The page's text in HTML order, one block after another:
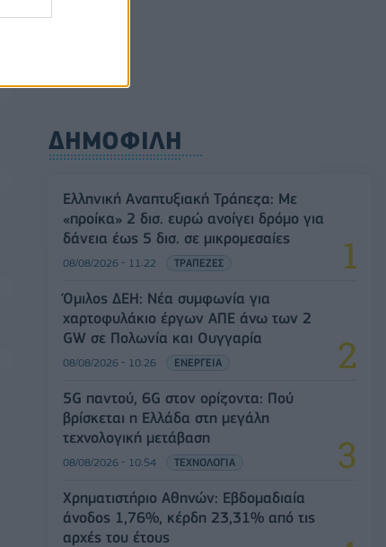
ΔΗΜΟΦΙΛΗ
Ελληνική Αναπτυξιακή Τράπεζα: Με
«προίκα» 2 δισ. ευρώ ανοίγει δρόμο για
δάνεια έως 5 δισ. σε μικρομεσαίες
08/08/2026 - 11:22 ΤΡΑΠΕΖΕΣ
Όμιλος ΔΕΗ: Νέα συμφωνία για
χαρτοφυλάκιο έργων ΑΠΕ άνω των 2
GW σε Πολωνία και Ουγγαρία
08/08/2026 - 10:26 ΕΝΕΡΓΕΙΑ
5G παντού, 6G στον ορίζοντα: Πού
βρίσκεται η Ελλάδα στη μεγάλη
τεχνολογική μετάβαση
08/08/2026 - 10:54 ΤΕΧΝΟΛΟΓΙΑ
Χρηματιστήριο Αθηνών: Εβδομαδιαία
άνοδος 1,76%, κέρδη 23,31% από τις
αρχές του έτους